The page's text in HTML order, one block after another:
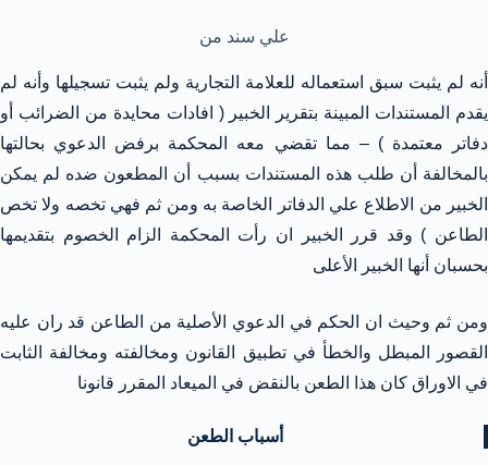
علي سند من
أنه لم يثبت سبق استعماله للعلامة التجارية ولم يثبت تسجيلها وأنه لم
يقدم المستندات المبينة بتقرير الخبير ( افادات محايدة من الضرائب أو
دفاتر معتمدة ) – مما تقضي معه المحكمة برفض الدعوي بحالتها
بالمخالفة أن طلب هذه المستندات بسبب أن المطعون ضده لم يمكن
الخبير من الاطلاع علي الدفاتر الخاصة به ومن ثم فهي تخصه ولا تخص
الطاعن ) وقد قرر الخبير ان رأت المحكمة الزام الخصوم بتقديمها
بحسبان أنها الخبير الأعلى
ومن ثم وحيث ان الحكم في الدعوي الأصلية من الطاعن قد ران عليه
القصور المبطل والخطأ في تطبيق القانون ومخالفته ومخالفة الثابت
في الاوراق كان هذا الطعن بالنقض في الميعاد المقرر قانونا
أسباب الطعن